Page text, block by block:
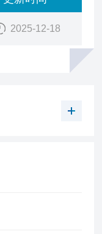
2025-12-18